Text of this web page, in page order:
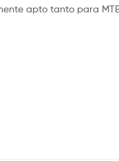
apto tanto para